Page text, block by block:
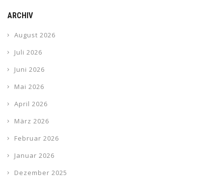
ARCHIV
August 2026
Juli 2026
Juni 2026
Mai 2026
April 2026
März 2026
Februar 2026
Januar 2026
Dezember 2025